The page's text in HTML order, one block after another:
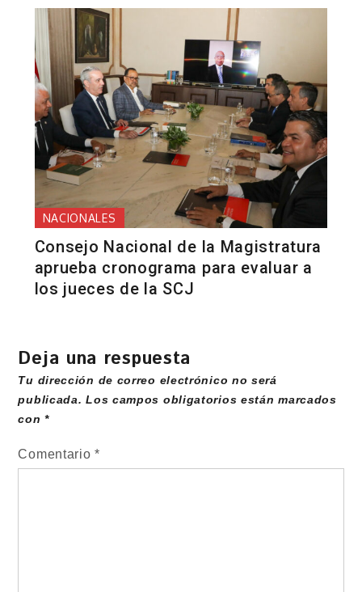
NACIONALES
Consejo Nacional de la Magistratura
aprueba cronograma para evaluar a
los jueces de la SCJ
Deja una respuesta
Tu dirección de correo electrónico no será
publicada. Los campos obligatorios están marcados
con*
Comentario*